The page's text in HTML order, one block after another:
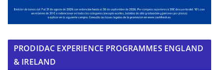
PRODIDAC EXPERIENCE PROGRAMMES ENGLAND
& IRELAND